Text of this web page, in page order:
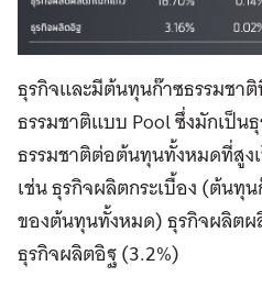
ธุรกิจและมีต้นทุนก๊าซธรรมชา
ธรรมชาติแบบ Pool ซึ่งมักเป็
ธรรมชาติต่อต้นทุนทั้งหมดที่สูง
เช่น ธุรกิจผลิตกระเบื้อง (ต้นทุ
ของต้นทุนทั้งหมด) ธุรกิจผลิต
ธุรกิจผลิตอิฐ (3.2%)